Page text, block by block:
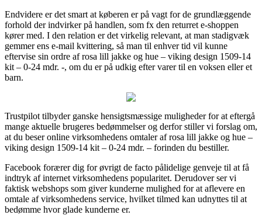
Endvidere er det smart at køberen er på vagt for de grundlæggende
forhold der indvirker på handlen, som fx den returret e-shoppen
kører med. I den relation er det virkelig relevant, at man stadigvæk
gemmer ens e-mail kvittering, så man til enhver tid vil kunne
eftervise sin ordre af rosa lill jakke og hue – viking design 1509-14
kit – 0-24 mdr. -, om du er på udkig efter varer til en voksen eller et
barn.
Trustpilot tilbyder ganske hensigtsmæssige muligheder for at eftergå
mange aktuelle brugeres bedømmelser og derfor stiller vi forslag om,
at du beser online virksomhedens omtaler af rosa lill jakke og hue –
viking design 1509-14 kit – 0-24 mdr. – forinden du bestiller.
Facebook forærer dig for øvrigt de facto pålidelige genveje til at få
indtryk af internet virksomhedens popularitet. Derudover ser vi
faktisk webshops som giver kunderne mulighed for at aflevere en
omtale af virksomhedens service, hvilket tilmed kan udnyttes til at
bedømme hvor glade kunderne er.